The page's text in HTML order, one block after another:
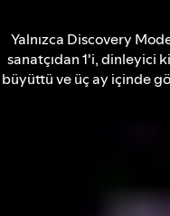
Yalnızca Discovery
sanatçıdan 1'i, dinleyici
büyüttü ve üç ay içinde